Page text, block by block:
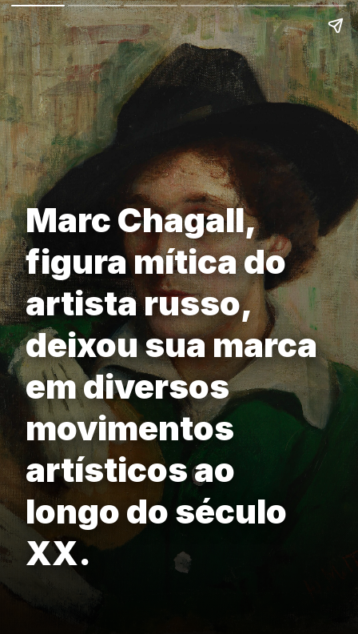
Marc Chagall,
figura mítica do
artista russo,
deixou sua marca
em diversos
movimentos
artísticos ao
longo do século
XX.